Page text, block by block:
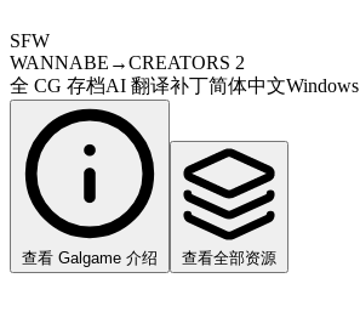
SFW
WANNABE→CREATORS 2
全 CG 存档AI 翻译补丁简体中文Windows
查看 Galgame 介绍 查看全部资源